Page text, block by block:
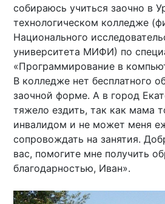
собираюсь учиться заочно в
технологическом колледже
Национального
университета МИФИ) по
«Программирование в
В колледже нет бесплатного
заочной форме. А в город
тяжело ездить, так как мама
инвалидом и не может меня
сопровождать на занятия.
вас, помогите мне получить
благодарностью, Иван».